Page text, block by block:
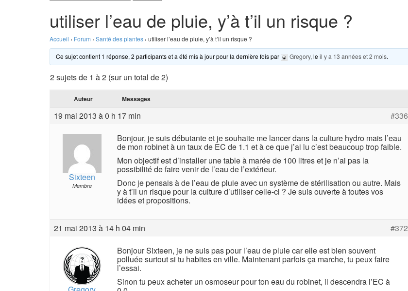
utiliser l’eau de pluie, y’à t’il un risque ?
Accueil › Forum › Santé des plantes › utiliser l’eau de pluie, y’à t’il un risque ?
Ce sujet contient 1 réponse, 2 participants et a été mis à jour pour la dernière fois par Gregory, leil y a 13 années et 2 mois.
2 sujets de 1 à 2 (sur un total de 2)
Auteur Messages
19 mai 2013 à 0 h 17 min #336
Sixteen
Membre
Bonjour, je suis débutante et je souhaite me lancer dans la culture hydro mais l’eau
de mon robinet à un taux de EC de 1.1 et à ce que j’ai lu c’est beaucoup trop faible.
Mon objectif est d’installer une table à marée de 100 litres et je n’ai pas la
possibilité de faire venir de l’eau de l’extérieur.
Donc je pensais à de l’eau de pluie avec un système de stérilisation ou autre. Mais
y à t’il un risque pour la culture d’utiliser celle-ci ? Je suis ouverte à toutes vos
idées et propositions.
21 mai 2013 à 14 h 04 min #372
Bonjour Sixteen, je ne suis pas pour l’eau de pluie car elle est bien souvent
polluée surtout si tu habites en ville. Maintenant parfois ça marche, tu peux faire
l’essai.
Sinon tu peux acheter un osmoseur pour ton eau du robinet, il descendra l’EC à